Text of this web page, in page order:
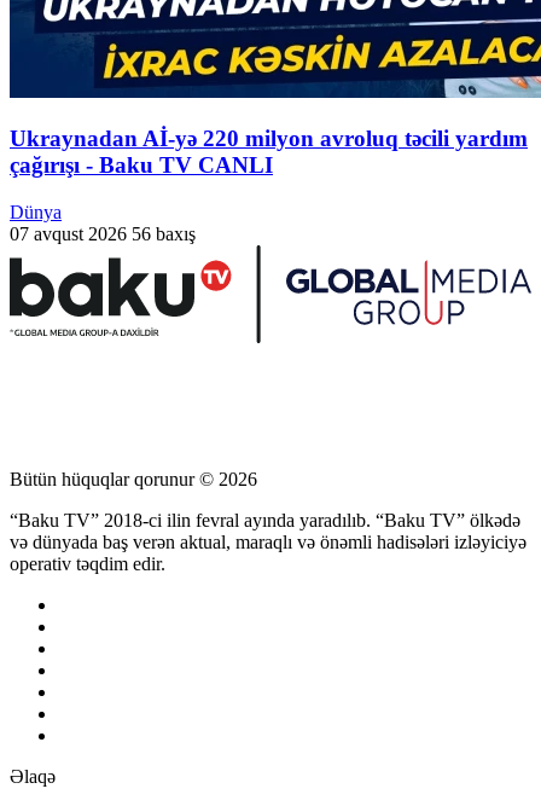
Ukraynadan Aİ-yə 220 milyon avroluq təcili yardım
çağırışı - Baku TV CANLI
Dünya
07 avqust 2026 56 baxış
Bütün hüquqlar qorunur © 2026
“Baku TV” 2018-ci ilin fevral ayında yaradılıb. “Baku TV” ölkədə
və dünyada baş verən aktual, maraqlı və önəmli hadisələri izləyiciyə
operativ təqdim edir.
Əlaqə